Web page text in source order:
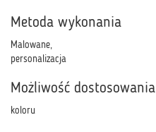
Metoda wykonania
Malowane,
personalizacja
Możliwość dostosowania
koloru